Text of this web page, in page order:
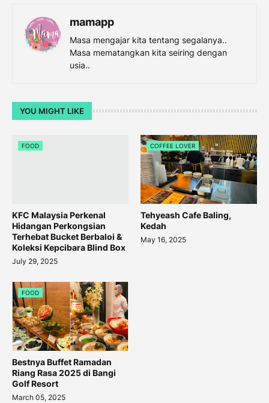
mamapp
Masa mengajar kita tentang segalanya..
Masa mematangkan kita seiring dengan
usia..
YOU MIGHT LIKE
FOOD
KFC Malaysia Perkenal
Hidangan Perkongsian
Terhebat Bucket Berbaloi &
Koleksi Kepcibara Blind Box
July 29, 2025
COFFEE LOVER
Tehyeash Cafe Baling,
Kedah
May 16, 2025
FOOD
Bestnya Buffet Ramadan
Riang Rasa 2025 di Bangi
Golf Resort
March 05, 2025